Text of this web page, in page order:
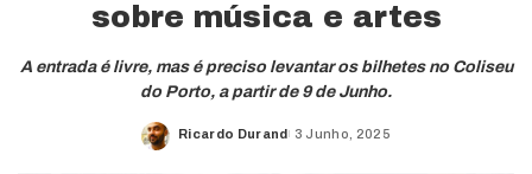
sobre música e artes
A entrada é livre, mas é preciso levantar os bilhetes no Coliseu
do Porto, a partir de 9 de Junho.
Posted
Ricardo Durand 3 Junho, 2025